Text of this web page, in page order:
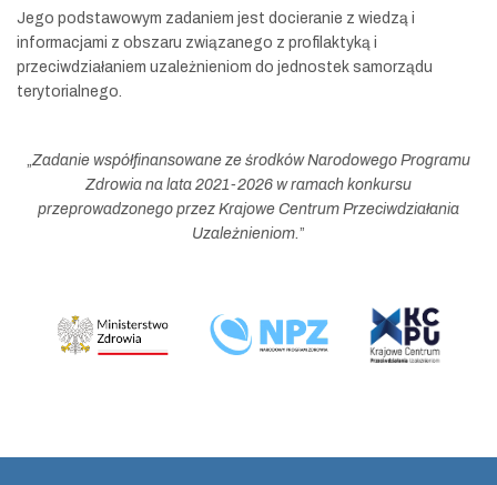
Jego podstawowym zadaniem jest docieranie z wiedzą i
informacjami z obszaru związanego z profilaktyką i
przeciwdziałaniem uzależnieniom do jednostek samorządu
terytorialnego.
Zadanie współfinansowane ze środków Narodowego Programu
Zdrowia na lata 2021-2026 w ramach konkursu
przeprowadzonego przez Krajowe Centrum Przeciwdziałania
Uzależnieniom. ”